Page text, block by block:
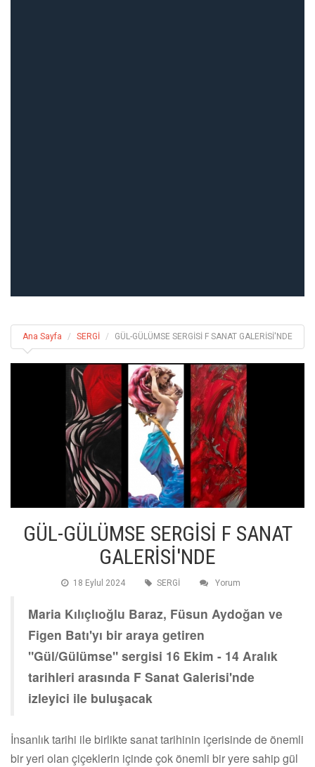
Ana Sayfa SERGİ GÜL-GÜLÜMSE SERGİSİ F SANAT GALERİSİ'NDE
GÜL-GÜLÜMSE SERGİSİ F SANAT
GALERİSİ'NDE
18 Eylul 2024 SERGİ Yorum
Maria Kılıçlıoğlu Baraz, Füsun Aydoğan ve
Figen Batı'yı bir araya getiren
"Gül/Gülümse" sergisi 16 Ekim - 14 Aralık
tarihleri arasında F Sanat Galerisi'nde
izleyici ile buluşacak
İnsanlık tarihi ile birlikte sanat tarihinin içerisinde de önemli
bir yeri olan çiçeklerin içinde çok önemli bir yere sahip gül